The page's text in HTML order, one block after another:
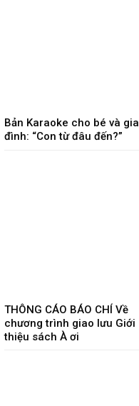
Bản Karaoke cho bé và gia
đình: “Con từ đâu đến?”
THÔNG CÁO BÁO CHÍ Về
chương trình giao lưu Giới
thiệu sách À ơi